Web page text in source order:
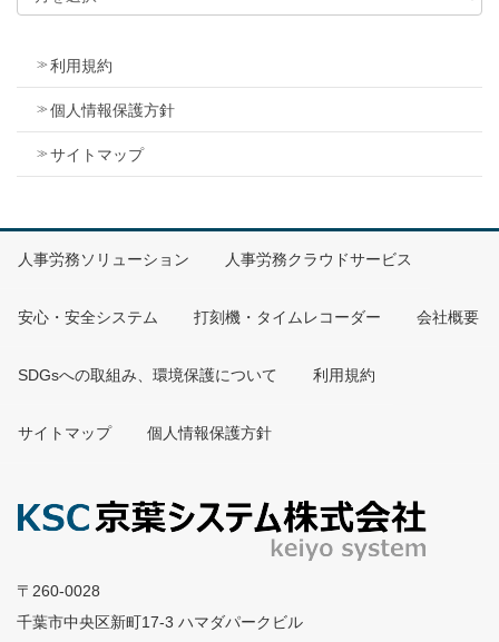
利用規約
個人情報保護方針
サイトマップ
人事労務ソリューション 人事労務クラウドサービス
安心・安全システム 打刻機・タイムレコーダー 会社概要
SDGsへの取組み、環境保護について 利用規約
サイトマップ 個人情報保護方針
〒260-0028
千葉市中央区新町17-3 ハマダパークビル